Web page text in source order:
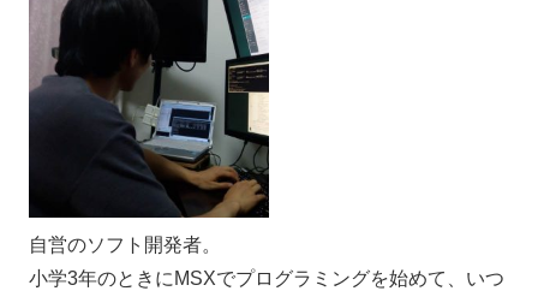
自営のソフト開発者。
小学3年のときにMSXでプログラミングを始めて、いつ